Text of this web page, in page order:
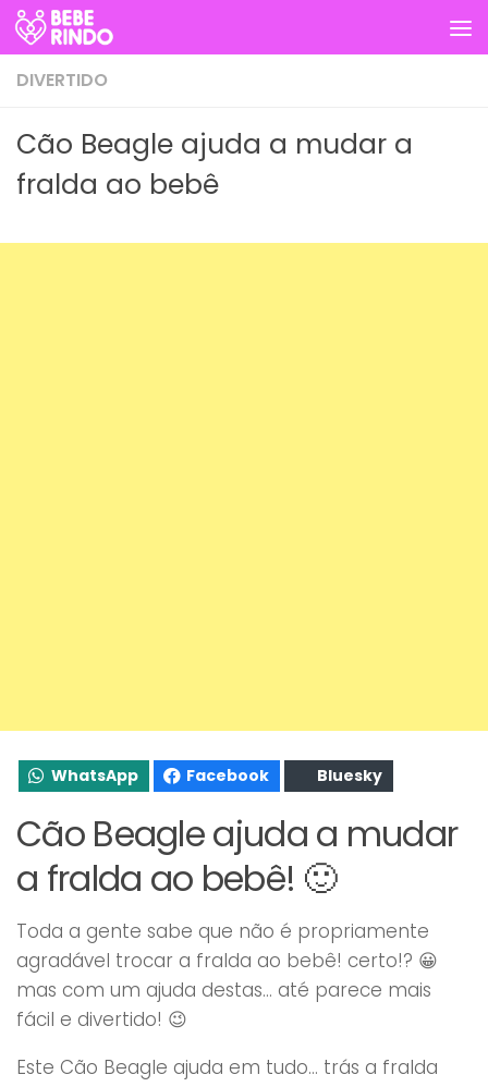
Skip to content
DIVERTIDO
Cão Beagle ajuda a mudar a
fralda ao bebê
WhatsApp Facebook Bluesky
Cão Beagle ajuda a mudar
a fralda ao bebê! 🙂
Toda a gente sabe que não é propriamente
agradável trocar a fralda ao bebê! certo!? 😀
mas com um ajuda destas… até parece mais
fácil e divertido! 😉
Este Cão Beagle ajuda em tudo… trás a fralda